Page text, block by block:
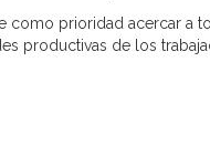
como prioridad acercar
productivas de los